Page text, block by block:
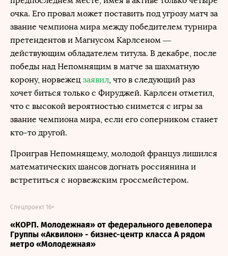
очка. Его провал может поставить под угрозу матч за
звание чемпиона мира между победителем турнира
претендентов и Магнусом Карлсеном —
действующим обладателем титула. В декабре, после
победы над Непомнящим в матче за шахматную
корону, норвежец заявил, что в следующий раз
хочет биться только с Фируджей. Карлсен отметил,
что с высокой вероятностью снимется с игры за
звание чемпиона мира, если его соперником станет
кто-то другой.
Проиграв Непомнящему, молодой француз лишился
математических шансов догнать россиянина и
встретиться с норвежским гроссмейстером.
«КОРП. Молодежная» от федерального девелопера
Группы «Аквилон» - бизнес-центр класса А рядом
метро «Молодежная»
Спецпроект 16+